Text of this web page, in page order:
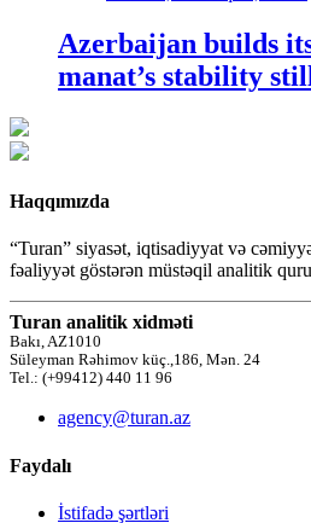
Azerbaijan builds
manat’s stability
Haqqımızda
“Turan” siyasət, iqtisadiyyat və
fəaliyyət göstərən müstəqil analitik
Turan analitik xidməti
Bakı, AZ1010
Süleyman Rəhimov küç.,186, Mən. 24
Tel.: (+99412) 440 11 96
agency@turan.az
Faydalı
İstifadə şərtləri